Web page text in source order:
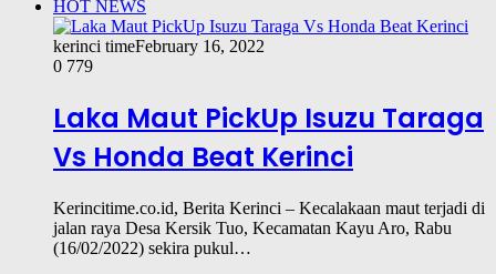
HOT NEWS
kerinci timeFebruary 16, 2022
0 779
Laka Maut PickUp Isuzu Taraga
Vs Honda Beat Kerinci
Kerincitime.co.id, Berita Kerinci – Kecalakaan maut terjadi di
jalan raya Desa Kersik Tuo, Kecamatan Kayu Aro, Rabu
(16/02/2022) sekira pukul…